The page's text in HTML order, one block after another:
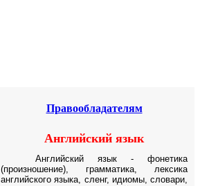
Правообладателям
Английский язык
Английский язык -
фонетика
(произношение), грамматика, лексика
английского языка, сленг, идиомы, словари,